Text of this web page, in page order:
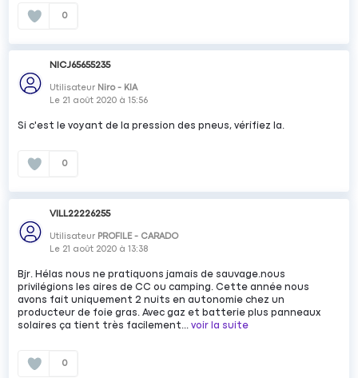
0
NICJ65655235
Utilisateur Niro - KIA
Le 21 août 2020 à15:56
Si c'est le voyant de la pression des pneus, vérifiez la.
0
VILL22226255
Utilisateur PROFILE - CARADO
Le 21 août 2020 à13:38
Bjr. Hélas nous ne pratiquons jamais de sauvage.nous
privilégions les aires de CC ou camping. Cette année nous
avons fait uniquement 2 nuits en autonomie chez un
producteur de foie gras. Avec gaz et batterie plus panneaux
solaires ça tient très facilement...voir la suite
0